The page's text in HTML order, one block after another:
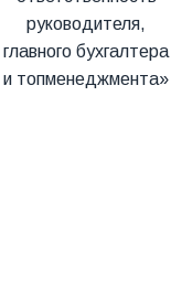
руководителя,
главного бухгалтера
и топменеджмента»